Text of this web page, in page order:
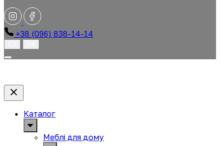
+38 (096) 838-14-14
Каталог
Меблі для дому